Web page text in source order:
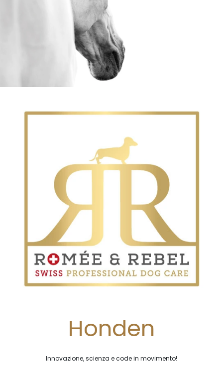
Honden
Innovazione, scienza e code in movimento!